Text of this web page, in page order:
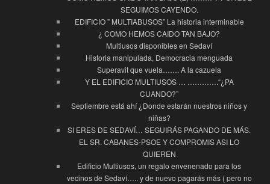
SEGUIMOS CAYENDO.
EDIFICIO ” MULTIABUSOS” La historia interminable
¿ COMO HEMOS CAIDO TAN BAJO?
Multiusos disponibles en Sedaví
Historia manipulada, Democracia menguada
Superavit que vuela……. A la cazuela
Y EL EDIFICIO MULTIUSOS … ………….“¿PA
CUANDO?”
Septiembre está ahí ¿Donde estarán nuestros niños y
niñas?
SI ERES DE SEDAVÍ… SEGUIRÁS PAGANDO DE MÁS.
EL SR. CABANES-PSOE Y COMPROMIS ASI LO
QUIEREN
Edificio Multiusos, un regalo envenenado para los
vecinos de Sedaví….. y de nuevo pagarás más ( pero no